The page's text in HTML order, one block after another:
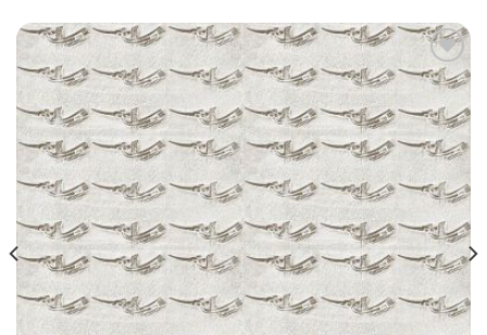
Add to
wishlist